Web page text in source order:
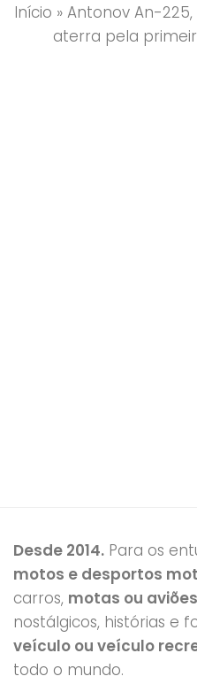
Início » Antonov An-
aterra pela
Desde 2014. Para os
motos e desportos
carros, motas ou aviões
nostálgicos, histórias e
veículo ou veículo
todo o mundo.